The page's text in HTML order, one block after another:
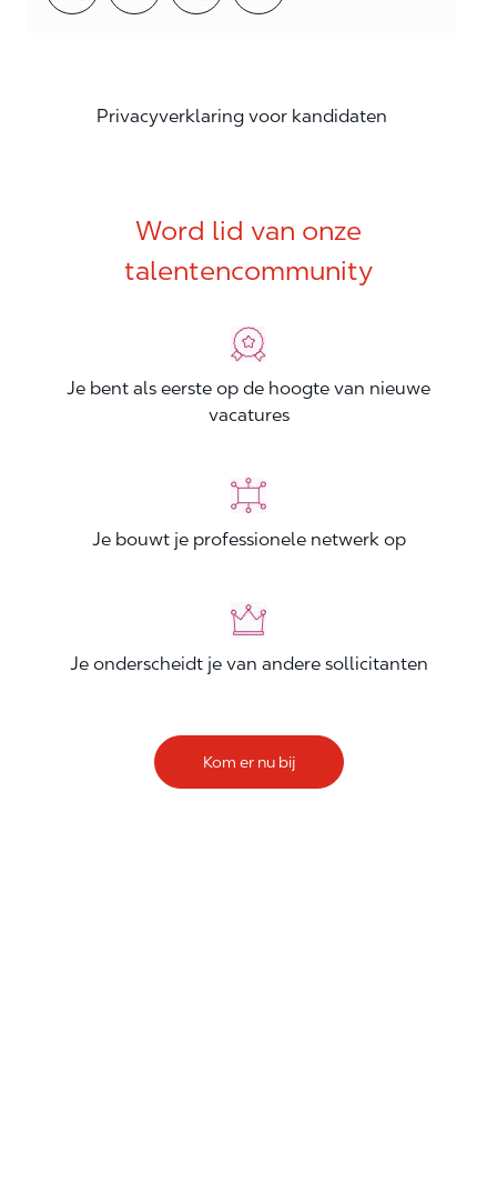
Privacyverklaring voor kandidaten
Word lid van onze
talentencommunity
Je bent als eerste op de hoogte van nieuwe
vacatures
Je bouwt je professionele netwerk op
Je onderscheidt je van andere sollicitanten
Kom er nu bij